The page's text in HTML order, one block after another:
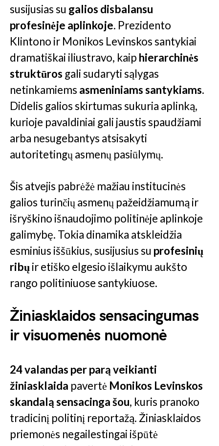
susijusias su galios disbalansu
profesinėje aplinkoje. Prezidento
Klintono ir Monikos Levinskos santykiai
dramatiškai iliustravo, kaip hierarchinės
struktūros gali sudaryti sąlygas
netinkamiems asmeniniams santykiams.
Didelis galios skirtumas sukuria aplinką,
kurioje pavaldiniai gali jaustis spaudžiami
arba nesugebantys atsisakyti
autoritetingų asmenų pasiūlymų.
Šis atvejis pabrėžė mažiau institucinės
galios turinčių asmenų pažeidžiamumą ir
išryškino išnaudojimo politinėje aplinkoje
galimybę. Tokia dinamika atskleidžia
esminius iššūkius, susijusius su profesinių
ribų ir etiško elgesio išlaikymu aukšto
rango politiniuose santykiuose.
Žiniasklaidos sensacingumas
ir visuomenės nuomonė
24 valandas per parą veikianti
žiniasklaida pavertė Monikos Levinskos
skandaląsensacinga šou, kuris pranoko
tradicinį politinį reportažą. Žiniasklaidos
priemonės negailestingai išpūtė